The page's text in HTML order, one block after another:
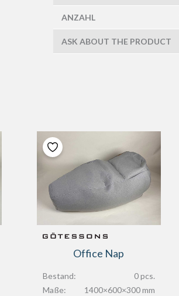
ANZAHL
ASK ABOUT THE PRODUCT
Office Nap
Bestand:
0 pcs.
Maße:
1400×600×300 mm